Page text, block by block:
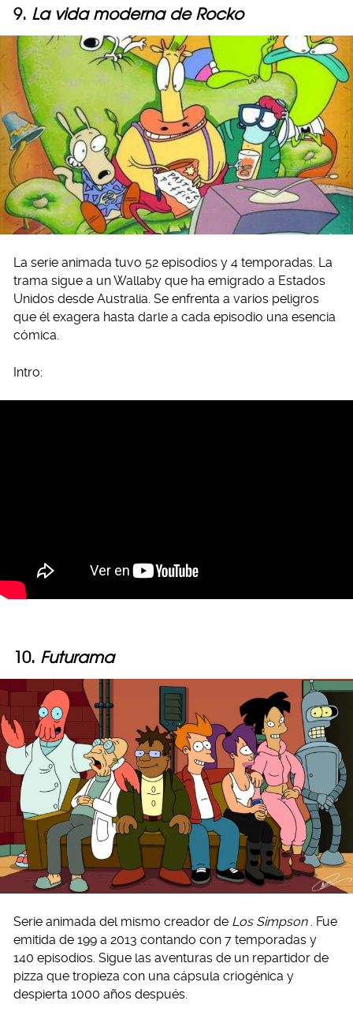
9. La vida moderna de Rocko
La serie animada tuvo 52 episodios y 4 temporadas. La
trama sigue a un Wallaby que ha emigrado a Estados
Unidos desde Australia. Se enfrenta a varios peligros
que él exagera hasta darle a cada episodio una esencia
cómica.
Intro:
10. Futurama
Serie animada del mismo creador de Los Simpson . Fue
emitida de 199 a 2013 contando con 7 temporadas y
140 episodios. Sigue las aventuras de un repartidor de
pizza que tropieza con una cápsula criogénica y
despierta 1000 años después.